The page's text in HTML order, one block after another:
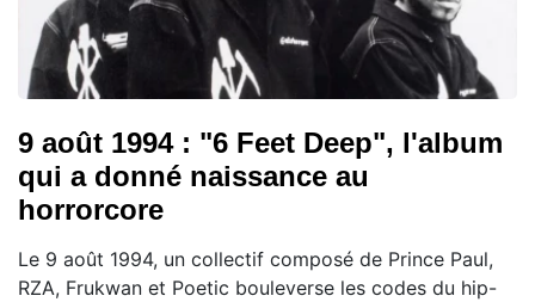
9 août 1994 : "6 Feet Deep", l'album
qui a donné naissance au
horrorcore
Le 9 août 1994, un collectif composé de Prince Paul,
RZA, Frukwan et Poetic bouleverse les codes du hip-